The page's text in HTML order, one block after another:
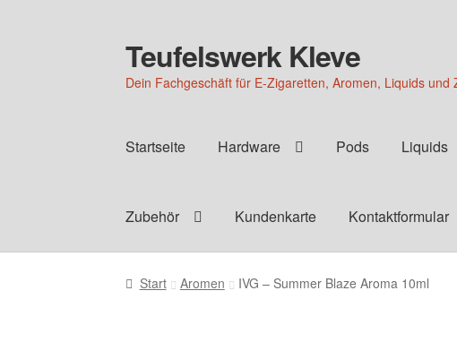
Zur
Navigation
springen
Zum
Inhalt
springen
Teufelswerk Kleve
Dein Fachgeschäft für E-Zigaretten, Aromen, Liquids und
Startseite Hardware Pods Liquids
Zubehör Kundenkarte Kontaktformular
Start Aromen IVG – Summer Blaze Aroma 10ml